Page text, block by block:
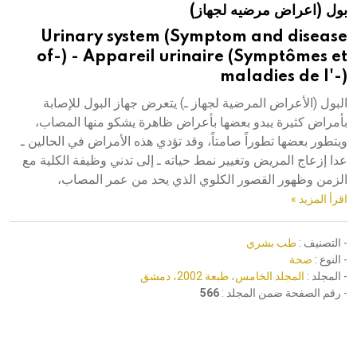
هيئة الموسوعة العربية تطلق موسوعات جديدة في عام 2026
بول (اعراض مرضيه لجهاز)
Urinary system (Symptom and disease
of-) - Appareil urinaire (Symptômes et
maladies de l'-)
البول (الأعراض المرضية لجهاز ـ) يتعرض جهاز البول للإصابة
بأمراض كثيرة يبدو بعضها بأعراض ظاهرة يشكو منها المصاب،
ويتطور بعضها تطوراً صامتاً، وقد تؤدي هذه الأمراض في الحالين ـ
عدا إزعاج المريض وتغيير نمط حياته ـ إلى تدني وظيفة الكلية مع
الزمن وظهور القصور الكلوي الذي يحد من عمر المصاب،
اقرأ المزيد »
- التصنيف : طب بشري
- النوع : صحة
- المجلد : المجلد الخامس، طبعة 2002، دمشق
- رقم الصفحة ضمن المجلد : 566